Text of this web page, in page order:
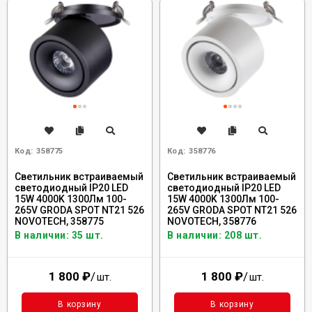
Код: 358775
Светильник встраиваемый
светодиодный IP20 LED
15W 4000K 1300Лм 100-
265V GRODA SPOT NT21 526
NOVOTECH, 358775
В наличии: 35 шт.
1 800 ₽/шт.
В корзину
Код: 358776
Светильник встраиваемый
светодиодный IP20 LED
15W 4000K 1300Лм 100-
265V GRODA SPOT NT21 526
NOVOTECH, 358776
В наличии: 208 шт.
1 800 ₽/шт.
В корзину